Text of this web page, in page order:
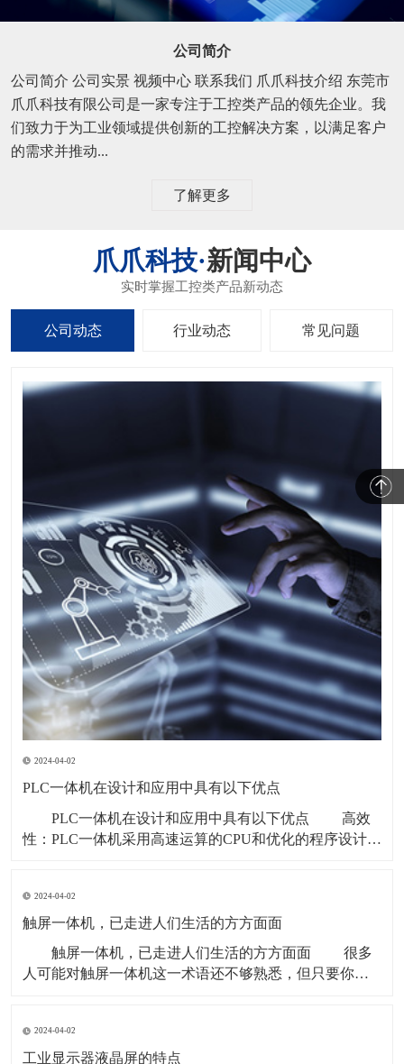
公司简介
公司简介 公司实景 视频中心 联系我们 爪爪科技介绍 东莞市
爪爪科技有限公司是一家专注于工控类产品的领先企业。我
们致力于为工业领域提供创新的工控解决方案，以满足客户
的需求并推动...
了解更多
新闻中心
公司动态 行业动态 常见问题
2024-04-02
PLC一体机在设计和应用中具有以下优点
PLC一体机在设计和应用中具有以下优点 高效
性：PLC一体机采用高速运算的CPU和优化的程序设计，
试，具有高可靠性和高稳定性，能够在恶劣的工业环境
中稳定运行。 可编程性：PL
2024-04-02
触屏一体机，已走进人们生活的方方面面
触屏一体机，已走进人们生活的方方面面 很多
人可能对触屏一体机这一术语还不够熟悉，但只要你仔
触屏一体机 上班族不再需要拿笔签到，只需在
考勤机的触摸屏前轻轻点击，记录按时上下班
2024-04-02
工业显示器液晶屏的特点